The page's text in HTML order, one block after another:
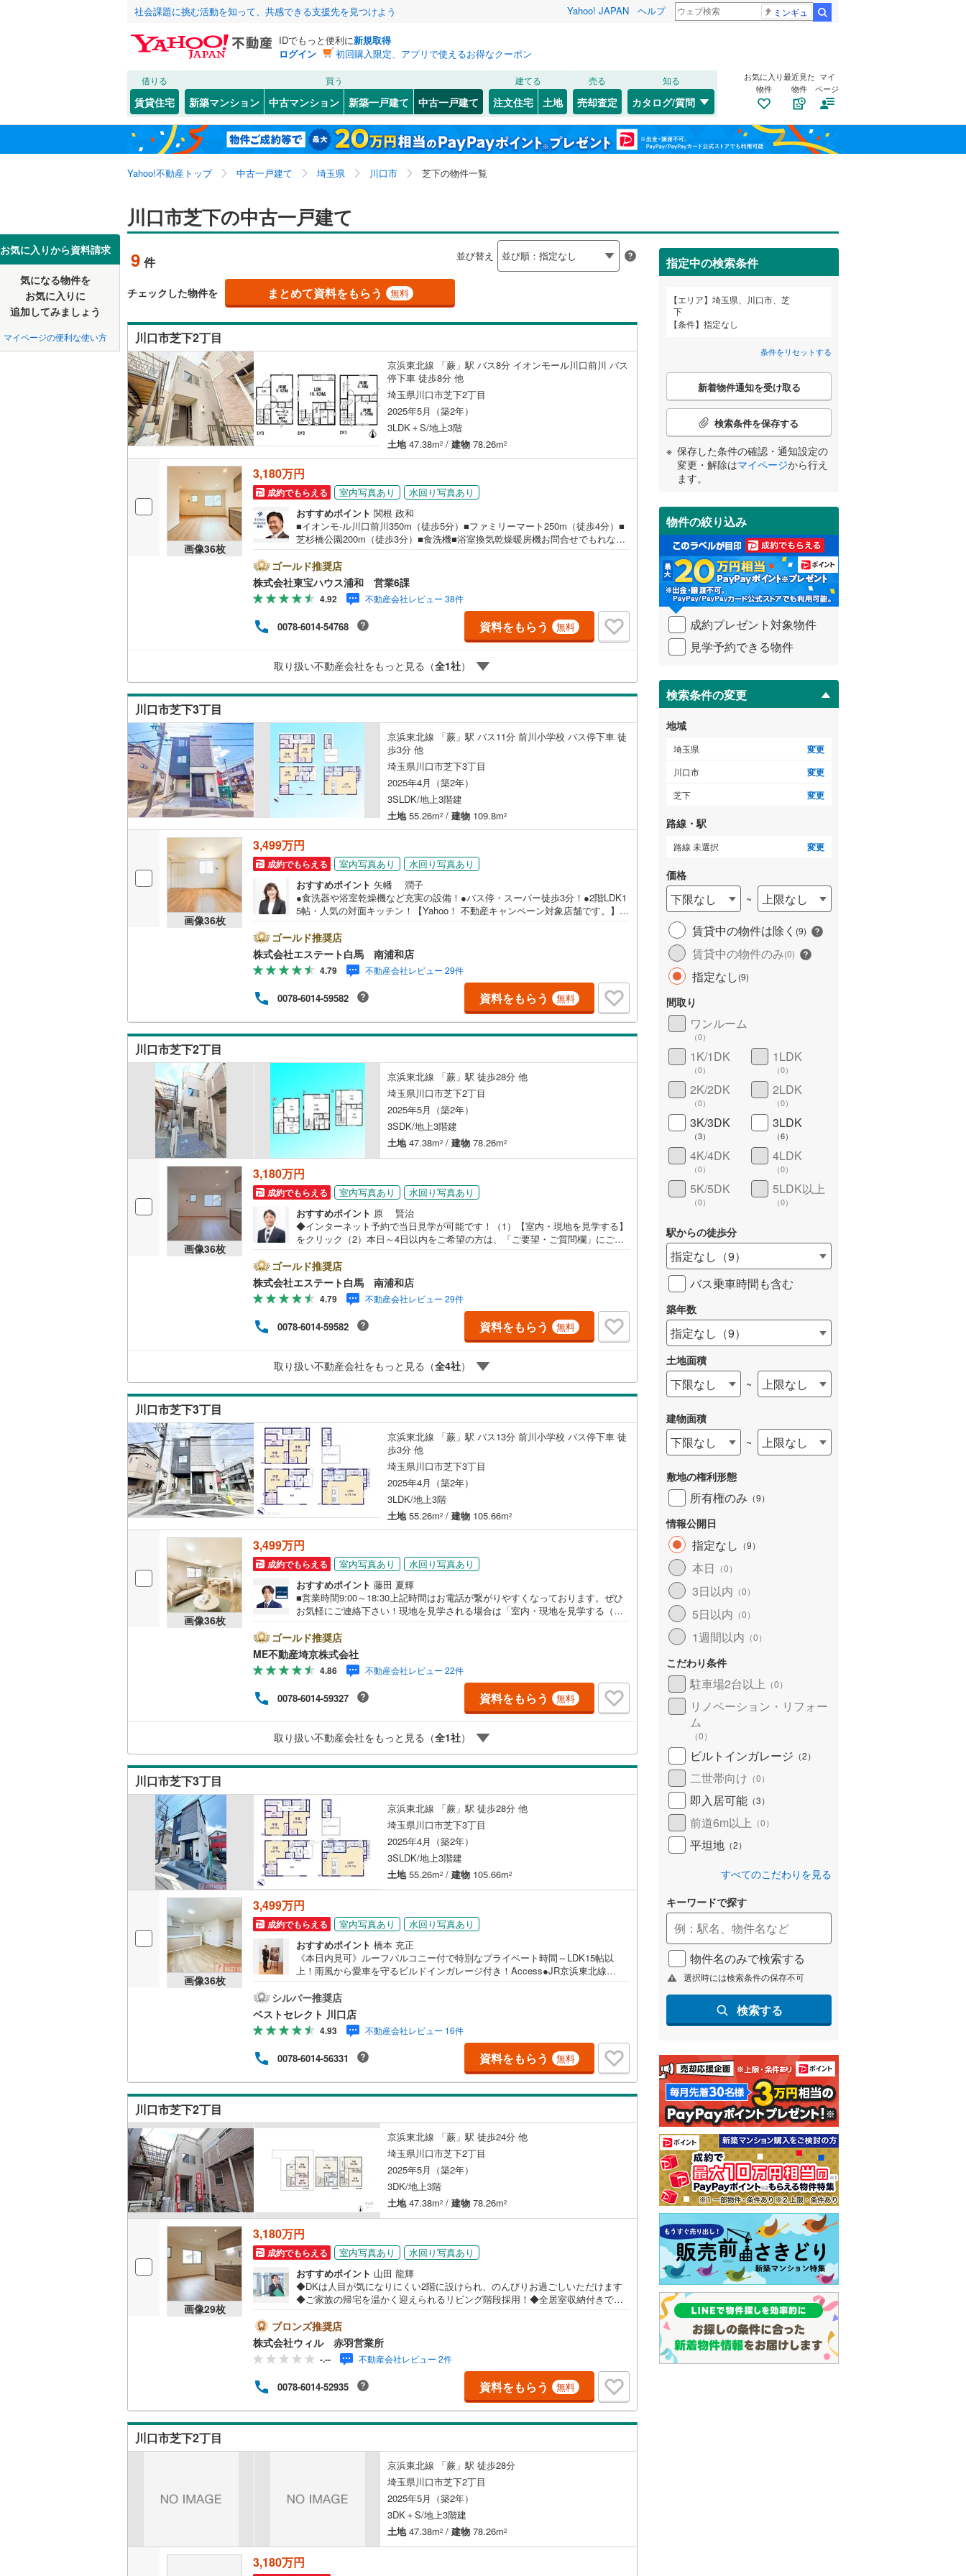
社会課題に挑む活動を知って、共感できる支援先を見つけよう Yahoo! JAPAN ヘルプ ミンギュ
IDでもっと便利に新規取得
ログイン
初回購入限定、アプリで使えるお得なクーポン
借りる
賃貸住宅
買う
新築マンション 中古マンション 新築一戸建て 中古一戸建て
建てる
注文住宅 土地
売る
売却査定
知る
カタログ/質問
お気に入り
物件
最近見た
物件
マイ
ページ
Yahoo!不動産トップ 中古一戸建て 埼玉県 川口市 芝下の物件一覧
お気に入りから資料請求
気になる物件を
お気に入りに
追加してみましょう
マイページの便利な使い方
川口市芝下の中古一戸建て
9 件 並び替え
チェックした物件を まとめて資料をもらう 無料
川口市芝下2丁目
京浜東北線 「蕨」駅 バス8分 イオンモール川口前川 バス
停下車 徒歩8分 他
埼玉県川口市芝下2丁目
2025年5月（築2年）
3LDK＋S/地上3階
土地47.38m2 / 建物 78.26m2
画像36枚
3,180万円
成約でもらえる 室内写真あり
水回り写真あり
おすすめポイント 関根 政和
■イオンモ-ル川口前川350m（徒歩5分）■ファミリーマート250m（徒歩4分）■
芝杉橋公園200m（徒歩3分）■食洗機■浴室換気乾燥暖房機お問合せでもれなく
間帯はお電話でのお問い合わせがスムーズにご案内できますぜひお気軽にご連
絡下さい！東宝ハウスライフソリューションズグループ 東宝ハウス浦和 特
別提携金利〔一例〕東宝ハウス浦和の住宅ローン■変動金利全期間引下げプラン
⇒住宅ローン金利優遇割の最大適用《0.89％》と某信用金庫金利1.275％の比較
借入金4000万円返済期間35年の総返済額の差額:303万円※2026年7月末実行分ま
で（審査・要件があります）◇TOHO HOUSE CLUBで生涯の安心をお届け◇東
宝ハウスのライフパートナーが直接ご対応ライフプランニング、かけつけサポ
ゴールド推奨店
株式会社東宝ハウス浦和 営業6課
4.92 不動産会社レビュー 38件
0078-6014-54768 資料をもらう 無料
取り扱い不動産会社をもっと見る（全1社）
川口市芝下3丁目
京浜東北線 「蕨」駅 バス11分 前川小学校 バス停下車 徒
歩3分 他
埼玉県川口市芝下3丁目
2025年4月（築2年）
3SLDK/地上3階建
土地55.26m2 / 建物 109.8m2
画像36枚
3,499万円
成約でもらえる 室内写真あり
水回り写真あり
おすすめポイント 矢幡 潤子
●食洗器や浴室乾燥機など充実の設備！●バス停・スーパー徒歩3分！●2階LDK1
5帖・人気の対面キッチン！【Yahoo！ 不動産キャンペーン対象店舗です。】
馬が選ばれる≫◆エステート白馬の5大サポート◆1.FP相談サポート社外のファ
イナンシャルプランナーと資金相談が出来ます。無料で何度でもお気軽に。2.
設備保証の延長サービス新築住宅は2年、中古住宅は半年の設備修理サービスを
無料で付帯しています3.注文住宅「白馬の家」高気密・高断熱のフルオーダー
住宅「白馬の家」のご提案もできます。ご興味のある土地にプランを作るのも
お任せください4.見学時、建築士同行サービス見学に建築士が同行し、目視検
査やリフォーム費用をお伝えするなどの無料サービスを行っています5.ご売却
不動産の買取保証一定期間で不動産売却ができなかった場合、予め定めた金額
で弊社が買取いたします
ゴールド推奨店
株式会社エステート白馬 南浦和店
4.79 不動産会社レビュー 29件
0078-6014-59582 資料をもらう 無料
川口市芝下2丁目
京浜東北線 「蕨」駅 徒歩28分 他
埼玉県川口市芝下2丁目
2025年5月（築2年）
3SDK/地上3階建
土地47.38m2 / 建物 78.26m2
画像36枚
3,180万円
成約でもらえる 室内写真あり
水回り写真あり
おすすめポイント 原 賢治
◆インターネット予約で当日見学が可能です！（1）【室内・現地を見学する】
をクリック（2）本日～4日以内をご希望の方は、「ご要望・ご質問欄」にご希
ズです。●食洗器や浴室乾燥機など充実の設備●コンビニ・スーパー徒歩5分圏
内●全居室収納付き【Yahoo！ 不動産キャンペーン対象店舗です】 当店で物件
を成約するとPayPayボーナスをプレゼント！◆エステート白馬の5大サポート
◆1.FP相談サポート社外のファイナンシャルプランナーと資金相談が無料2.設
備保証の延長サービス新築住宅は2年、中古住宅は半年の設備修理サービスが無
料で付帯3.注文住宅「白馬の家」高気密・高断熱のフルオーダー住宅「白馬の
家」のご提案可能4.見学時、建築士同行サービス目視検査やリフォーム費用を
がお引渡し後のお悩みもしっかりサポートします
ゴールド推奨店
株式会社エステート白馬 南浦和店
4.79 不動産会社レビュー 29件
0078-6014-59582 資料をもらう 無料
取り扱い不動産会社をもっと見る（全4社）
川口市芝下3丁目
京浜東北線 「蕨」駅 バス13分 前川小学校 バス停下車 徒
歩3分 他
埼玉県川口市芝下3丁目
2025年4月（築2年）
3LDK/地上3階
土地55.26m2 / 建物 105.66m2
画像36枚
3,499万円
成約でもらえる 室内写真あり
水回り写真あり
おすすめポイント 藤田 夏輝
■営業時間9:00～18:30上記時間はお電話が繋がりやすくなっております。ぜひ
お気軽にご連絡下さい！現地を見学される場合は「室内・現地を見学する（無
能です。■ご来店特典1.ご見学、ご来店後にアンケート記入でもれなく3、000円
のQUOカードプレゼント（1組様1回限り後日郵送）2.未公開の物件情報をご紹
介3.不動産ご購入、ご売却、太陽光発電システムご検討中のお客様、ご紹介で
もれなくQUOカード3、000円分プレゼント更にご紹介のお客様が弊社仲介にて
ご契約頂くと、1万円から最大10万円のご紹介料をお支払いさせて頂きます！詳
しくはスタッフ迄■県内有数の大型店舗1.店舗敷地内に大型駐車場完備、マイカ
ーでも安心！2.チャイルドスペース、授乳室、ベビーベッド完備3.他にもファミ
むつ、アメニティ、大型個室2部屋、各ブースモニター等
ゴールド推奨店
ME不動産埼京株式会社
4.86 不動産会社レビュー 22件
0078-6014-59327 資料をもらう 無料
取り扱い不動産会社をもっと見る（全1社）
川口市芝下3丁目
京浜東北線 「蕨」駅 徒歩28分 他
埼玉県川口市芝下3丁目
2025年4月（築2年）
3SLDK/地上3階建
土地55.26m2 / 建物 105.66m2
画像36枚
3,499万円
成約でもらえる 室内写真あり
水回り写真あり
おすすめポイント 橋本 充正
《本日内見可》ルーフバルコニー付で特別なプライベート時間～LDK15帖以
上！雨風から愛車を守るビルドインガレージ付き！Access●JR京浜東北線
t●家族みんなが集まるLDKは約15.1帖の広々空間●会話が弾む対面式システムキ
ッチンは食洗機付き●キッチンと洗面室が近く、家事導線良好●WICなど各居室
収納付きで住空間もスッキリ●角地につき開放感のある立地●スーパーまで徒歩
3分でお買い物もラクラク資料請求・ローン相談大歓迎。見学時の無料送迎やオ
ンライン見学も承っております。現地を見学される場合は「室内・現地を見学
する（無料）」ボタンよりご希望の日時をご記入いただけますとスムーズにご
案内が可能です。お待ち合わせ場所もお気軽にご相談ください！こちらの物件
は「Yahoo！不動産 成約でPayPayポイント最大20万円相当プレゼント」対象で
す！資料請求または見学予約からご成約でPaypayポイントGET！詳細はキャン
シルバー推奨店
ベストセレクト 川口店
4.93 不動産会社レビュー 16件
0078-6014-56331 資料をもらう 無料
川口市芝下2丁目
京浜東北線 「蕨」駅 徒歩24分 他
埼玉県川口市芝下2丁目
2025年5月（築2年）
3DK/地上3階
土地47.38m2 / 建物 78.26m2
画像29枚
3,180万円
成約でもらえる 室内写真あり
水回り写真あり
おすすめポイント 山田 龍輝
◆DKは人目が気になりにくい2階に設けられ、のんびりお過ごしいただけます
◆ご家族の帰宅を温かく迎えられるリビング階段採用！◆全居室収納付きでお
いいただけます◆浴室・洗面室に窓が設けられ、じめっとしがちな水回りの換
気環境も良好◆節水になり、家事の時短も助けてくれる食洗機付きシステムキ
ッチン◆浴室乾燥機は花粉の季節や雨の日のお洗濯にも活躍◆ドアを開けずに
会話が可能な、カラーTVモニター付インターホンを設置！◆「ファミリーマー
ト」まで徒歩約4分！【営業時間 10:00～19:00】上記時間はお電話が繋がりや
すくなっております。お気軽にご連絡下さい！現地を見学される場合はご見学
予約ボタンよりご希望の日時をご記入いただけますとスムーズにご案内が可能
です。～住宅ローン～諸費用込融資や築年数の古い物件のローンも得意として
おり、最適な銀行をご提案します。～リフォーム～理想の間取り、テイストを
ブロンズ推奨店
株式会社ウィル 赤羽営業所
-.-- 不動産会社レビュー 2件
0078-6014-52935 資料をもらう 無料
川口市芝下2丁目
京浜東北線 「蕨」駅 徒歩28分
埼玉県川口市芝下2丁目
2025年5月（築2年）
3DK＋S/地上3階建
土地47.38m2 / 建物 78.26m2
3,180万円
指定中の検索条件
エリア
埼玉県、川口市、芝
下
条件
指定なし
条件をリセットする
こ
検
条
件
受
け
取
る
・
条
件
を
イ
ペ
ジ
に
保
存
す
る
新着物件通知を受け取る
検索条件を保存する
保存した条件の確認・通知設定の
変更・解除はマイページから行え
ます。
物件の絞り込み
成約プレゼント対象物件
見学予約できる物件
検索条件の変更
地域
埼玉県 変更
川口市 変更
芝下 変更
路線・駅
路線 未選択 変更
価格
下限なし ~
上限なし
賃貸中の物件は除く (9)
賃貸中の物件のみ(0)
指定なし(9)
間取り
ワンルーム
（0）
1K/1DK
（0）
1LDK
（0）
2K/2DK
（0）
2LDK
（0）
3K/3DK
（3）
3LDK
（6）
4K/4DK
（0）
4LDK
（0）
5K/5DK
（0）
5LDK以上
（0）
駅からの徒歩分
指定なし （9）
バス乗車時間も含む
築年数
指定なし （9）
土地面積
下限なし ~ 上限なし
建物面積
下限なし ~ 上限なし
敷地の権利形態
所有権のみ （9）
情報公開日
指定なし （9）
本日 （0）
3日以内 （0）
5日以内 （0）
1週間以内 （0）
こだわり条件
駐車場2台以上 （0）
リノベーション・リフォー
ム
（0）
ビルトインガレージ （2）
二世帯向け （0）
即入居可能 （3）
前道6m以上 （0）
平坦地 （2）
すべてのこだわりを見る
キーワードで探す
物件名のみで検索する
選択時には検索条件の保存不可
検索する
北海道 北海道
東北 青森 岩手 宮城 秋田 山形 福島
関東 東京 神奈川 埼玉
信越・北陸 新潟 長野
三重
近畿 大阪 兵庫
中国 鳥取 島根 岡山 広島 山口
四国 愛媛 高知
九州・沖縄 福岡 佐賀 長崎 鹿児島 沖縄
該当物件0 件
さいたま市 西区(29) 北区(36) 大宮区(13)
見沼区(50) 中央区(24) 桜区(19)
浦和区
33) 南区
岩槻区(59)
熊谷市 川口市(321)
秩父市(1) 所沢市(148)
飯能市(71) 本庄市(34)
東松山市(62) 春日部市(112) 狭山市(95)
羽生市(22) 鴻巣市(60)
上尾市
(80) (143)
蕨市 (34) 入間市(90)
朝霞市
志木市 ( 和光市(15)
新座市
久喜市 ( 86)
北本市(23) 八潮市
三郷市( 32) 蓮田市( 26) 坂戸市(69)
幸手市(24) 鶴ヶ島市(38) 日高市(45)
吉川市(23) 白岡市(24)
北足立郡伊奈町(26) 入間郡毛呂山町(30)
入間郡越生町(13) 比企郡滑川町(16) 比企郡嵐山町(8)
比企郡吉見町 ( 15)
比企郡鳩山町(9) 比企郡ときがわ町(2) 秩父郡横瀬町(0)
秩父郡小鹿野町(2)
秩父郡東秩父村
児玉郡美里町(0)
児玉郡上里町(13) 大里郡寄居町 南埼玉郡宮代町
北葛飾郡杉戸町(
該当物件0 件
青木(8) 赤井(2) 大字赤井(4)
大字赤山(2) 朝日(7) 大字新井宿(1)
大字安行(2) 大字安行北谷
大字安行小山(3
大字安行原(7) 大字安行吉岡(1) 大字安行領家(1)
飯塚( 3) 飯原町(2)
大字石神(6)
大字木曽呂( 4
大字神戸(2) 栄町(3) 大字差間(2)
芝(4) 大字芝 芝下(9)
芝新町(2) 芝樋ノ爪 (4)
芝富士(4) 末広(3) 戸塚鋏町(3)
中青木(6) 仲町 並木(8)
並木元町(2) 西川口(7)
大字東内野(2) 大字東貝塚(5) 東本郷(1)
大字東本郷(4 本町(5)
前上町(2 ) 前川町(2)
緑町(2 ) 南町 (1)
大字峯(4) 宮町 (1)
元郷(5) 柳崎
東川口(7) 戸塚(7) 戸塚東(7)
安行出羽(1) 江戸袋(2) 芝塚原
芝西(4) 差間(3)
長蔵(4) 桜町 (6
大字辻 (
鳩ヶ谷本町
戸塚南(2)
該当物件0 件
JR 東北本線(0) 川越線(0) 高崎線(0)
湘南新宿ライン（宇都宮～逗子）
(0)
湘南新宿ライン（前橋～小田原）
(0)
武蔵野線(6)
秋田新幹線(0)
東京メトロ副都心線(0
私鉄・その他 秩父鉄道(0)
東武野田線( 0
西武秩父線(0) 西武新宿線 (0 ) 西武狭山線(0)
西武山口線(0 埼玉高速鉄道
該当物件0 件
該当物件0 件
こだわり条件 リフォーム、リノベーション
リノベーション・リフォーム
（0）
築古・築30年以上（0）
設備
床暖房（0）
駐車場2台以上（0） ビルトインガレージ（2） 太陽光発電システム（0）
（7）
防犯カメラ（ 0）
）
二世帯向け（0） 平屋・1階建て （ 0） 3階建て以上（8）
サービスルーム（納戸）（6）
立地
最寄りの駅が始発駅 小学校まで1km以内（3）
配置、向き、建ち方、日当たり
前道6m以上（0） 角地（0） 南道路（0）
LD
リビングダイニング15畳以上
キッチン
販売、価格、契約、入居関連など
即入居可能（3）
浴室
浴室乾燥機あり（7）
収納
ウォークインクローゼット
（4 ）
床下収納（3）
バルコニー、庭
ウッドデッキあり （ 0 ）
（0）
長期優良住宅 ）
オンライン対応
オンライン内見(相談)可（6）
オンライン対応とは？ 詳しく見る
該当物件0 件
検索条件を保存しました
この検索条件の新着物件通知は、 マイページから設定できます。
保存した条件を見る
埼玉県、川口市、芝下
検索条件を保存する
マイページ
お気に入りリストを見る
閉じる
お気に入りリストを見る
閉じる